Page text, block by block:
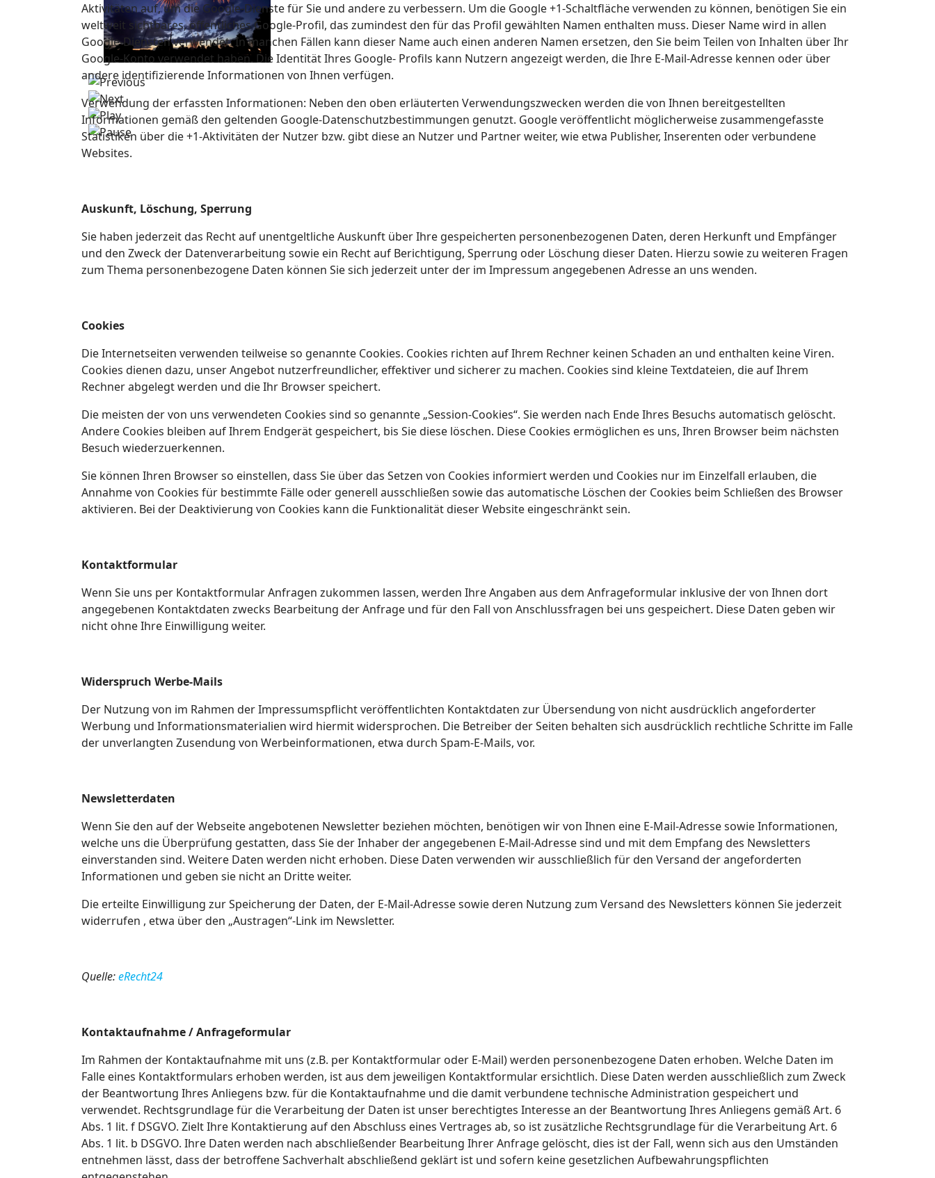
Aktivitäten auf, um die Google-Dienste für Sie und andere zu verbessern. Um die Google +1-Schaltfläche verwenden zu können, benötigen Sie ein
weltweit sichtbares, öffentliches Google-Profil, das zumindest den für das Profil gewählten Namen enthalten muss. Dieser Name wird in allen
Google-Diensten verwendet. In manchen Fällen kann dieser Name auch einen anderen Namen ersetzen, den Sie beim Teilen von Inhalten über Ihr
Google-Konto verwendet haben. Die Identität Ihres Google- Profils kann Nutzern angezeigt werden, die Ihre E-Mail-Adresse kennen oder über
andere identifizierende Informationen von Ihnen verfügen.
Verwendung der erfassten Informationen: Neben den oben erläuterten Verwendungszwecken werden die von Ihnen bereitgestellten
Informationen gemäß den geltenden Google-Datenschutzbestimmungen genutzt. Google veröffentlicht möglicherweise zusammengefasste
Statistiken über die +1-Aktivitäten der Nutzer bzw. gibt diese an Nutzer und Partner weiter, wie etwa Publisher, Inserenten oder verbundene
Websites.
Auskunft, Löschung, Sperrung
Sie haben jederzeit das Recht auf unentgeltliche Auskunft über Ihre gespeicherten personenbezogenen Daten, deren Herkunft und Empfänger
und den Zweck der Datenverarbeitung sowie ein Recht auf Berichtigung, Sperrung oder Löschung dieser Daten. Hierzu sowie zu weiteren Fragen
zum Thema personenbezogene Daten können Sie sich jederzeit unter der im Impressum angegebenen Adresse an uns wenden.
Cookies
Die Internetseiten verwenden teilweise so genannte Cookies. Cookies richten auf Ihrem Rechner keinen Schaden an und enthalten keine Viren.
Cookies dienen dazu, unser Angebot nutzerfreundlicher, effektiver und sicherer zu machen. Cookies sind kleine Textdateien, die auf Ihrem
Rechner abgelegt werden und die Ihr Browser speichert.
Die meisten der von uns verwendeten Cookies sind so genannte „Session-Cookies“. Sie werden nach Ende Ihres Besuchs automatisch gelöscht.
Andere Cookies bleiben auf Ihrem Endgerät gespeichert, bis Sie diese löschen. Diese Cookies ermöglichen es uns, Ihren Browser beim nächsten
Besuch wiederzuerkennen.
Sie können Ihren Browser so einstellen, dass Sie über das Setzen von Cookies informiert werden und Cookies nur im Einzelfall erlauben, die
Annahme von Cookies für bestimmte Fälle oder generell ausschließen sowie das automatische Löschen der Cookies beim Schließen des Browser
aktivieren. Bei der Deaktivierung von Cookies kann die Funktionalität dieser Website eingeschränkt sein.
Kontaktformular
Wenn Sie uns per Kontaktformular Anfragen zukommen lassen, werden Ihre Angaben aus dem Anfrageformular inklusive der von Ihnen dort
angegebenen Kontaktdaten zwecks Bearbeitung der Anfrage und für den Fall von Anschlussfragen bei uns gespeichert. Diese Daten geben wir
nicht ohne Ihre Einwilligung weiter.
Widerspruch Werbe-Mails
Der Nutzung von im Rahmen der Impressumspflicht veröffentlichten Kontaktdaten zur Übersendung von nicht ausdrücklich angeforderter
Werbung und Informationsmaterialien wird hiermit widersprochen. Die Betreiber der Seiten behalten sich ausdrücklich rechtliche Schritte im Falle
der unverlangten Zusendung von Werbeinformationen, etwa durch Spam-E-Mails, vor.
Newsletterdaten
Wenn Sie den auf der Webseite angebotenen Newsletter beziehen möchten, benötigen wir von Ihnen eine E-Mail-Adresse sowie Informationen,
welche uns die Überprüfung gestatten, dass Sie der Inhaber der angegebenen E-Mail-Adresse sind und mit dem Empfang des Newsletters
einverstanden sind. Weitere Daten werden nicht erhoben. Diese Daten verwenden wir ausschließlich für den Versand der angeforderten
Informationen und geben sie nicht an Dritte weiter.
Die erteilte Einwilligung zur Speicherung der Daten, der E-Mail-Adresse sowie deren Nutzung zum Versand des Newsletters können Sie jederzeit
widerrufen , etwa über den „Austragen“-Link im Newsletter.
Quelle:eRecht24
Kontaktaufnahme / Anfrageformular
Im Rahmen der Kontaktaufnahme mit uns (z.B. per Kontaktformular oder E-Mail) werden personenbezogene Daten erhoben. Welche Daten im
Falle eines Kontaktformulars erhoben werden, ist aus dem jeweiligen Kontaktformular ersichtlich. Diese Daten werden ausschließlich zum Zweck
der Beantwortung Ihres Anliegens bzw. für die Kontaktaufnahme und die damit verbundene technische Administration gespeichert und
verwendet. Rechtsgrundlage für die Verarbeitung der Daten ist unser berechtigtes Interesse an der Beantwortung Ihres Anliegens gemäß Art. 6
Abs. 1 lit. f DSGVO. Zielt Ihre Kontaktierung auf den Abschluss eines Vertrages ab, so ist zusätzliche Rechtsgrundlage für die Verarbeitung Art. 6
Abs. 1 lit. b DSGVO. Ihre Daten werden nach abschließender Bearbeitung Ihrer Anfrage gelöscht, dies ist der Fall, wenn sich aus den Umständen
entnehmen lässt, dass der betroffene Sachverhalt abschließend geklärt ist und sofern keine gesetzlichen Aufbewahrungspflichten